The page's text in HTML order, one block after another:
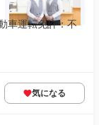
車運転免許：不
気になる